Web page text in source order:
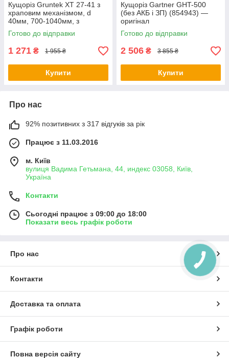
Кущоріз Gruntek XT 27-41 з
храповим механізмом, d
40мм, 700-1040мм, з
телескопiчними ручками
(295070140) - оригінал
Готово до відправки
1 271 ₴ 1 955 ₴
Купити
Кущоріз Gartner GHT-500
(без АКБ і ЗП) (854943) —
оригінал
Готово до відправки
2 506 ₴ 3 855 ₴
Купити
Про нас
92% позитивних з 317 відгуків за рік
Працює з 11.03.2016
м. Київ
вулиця Вадима Гетьмана, 44, индекс 03058, Київ,
Україна
Контакти
Сьогодні працює з 09:00 до 18:00
Показати весь графік роботи
Про нас
Контакти
Доставка та оплата
Графік роботи
Повна версія сайту